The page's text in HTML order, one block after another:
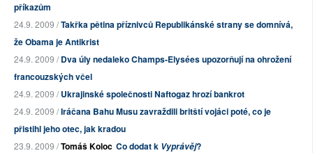
příkazům
24.9. 2009 /Takřka pětina příznivců Republikánské strany se domnívá,
že Obama je Antikrist
24.9. 2009 /Dva úly nedaleko Champs-Elysées upozorňují na ohrožení
francouzských včel
24.9. 2009 /Ukrajinské společnosti Naftogaz hrozí bankrot
24.9. 2009 /Iráčana Bahu Musu zavraždili britští vojáci poté, co je
přistihl jeho otec, jak kradou
23.9. 2009 /Tomáš Koloc Co dodat k Vyprávěj?